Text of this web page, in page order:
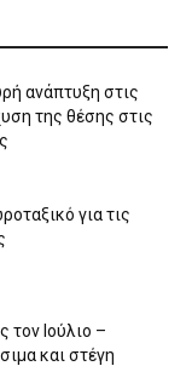
ανάπτυξη στις
της θέσης στις
για τις
τον Ιούλιο –
και στέγη